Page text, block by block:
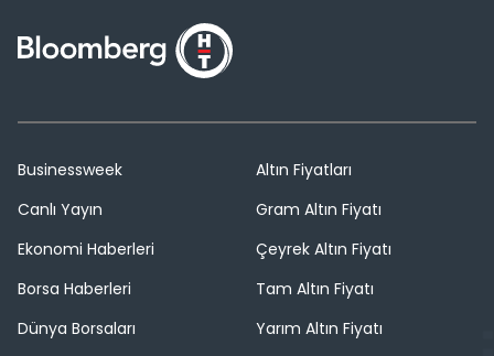
Businessweek
Canlı Yayın
Ekonomi Haberleri
Borsa Haberleri
Dünya Borsaları
Altın Fiyatları
Gram Altın Fiyatı
Çeyrek Altın Fiyatı
Tam Altın Fiyatı
Yarım Altın Fiyatı